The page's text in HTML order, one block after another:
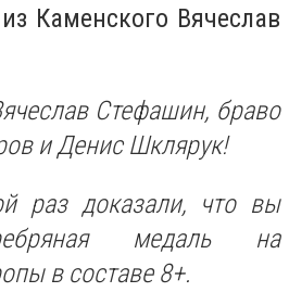
Каменского Вячеслав
Стефашин, браво
и Денис Шклярук!
раз доказали, что вы
медаль на
в составе 8+.